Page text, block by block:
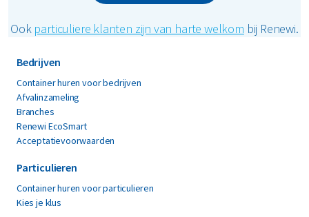
Heb je een specifieke vraag of speciale container
verder.
Huur je afzetcontainer nu
Ook particuliere klanten zijn van harte welkom bij Renewi.
Bedrijven
Container huren voor bedrijven
Afvalinzameling
Branches
Renewi EcoSmart
Acceptatievoorwaarden
Particulieren
Container huren voor particulieren
Kies je klus